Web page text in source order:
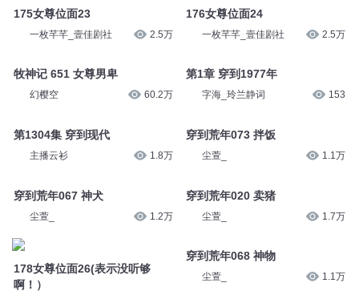
175女尊位面23
一枚芊芊_壹佳剧社 2.5万
牧神记 651 女尊男卑
幻樱空 60.2万
第1304集 穿到现代
主播云衫 1.8万
穿到荒年067 神犬
尘萱_ 1.2万
178女尊位面26(表示没听够
啊！）
176女尊位面24
一枚芊芊_壹佳剧社 2.5万
第1章 穿到1977年
字海_玲兰静词 153
穿到荒年073 拌饭
尘萱_ 1.1万
穿到荒年020 卖猪
尘萱_ 1.7万
穿到荒年068 神物
尘萱_ 1.1万